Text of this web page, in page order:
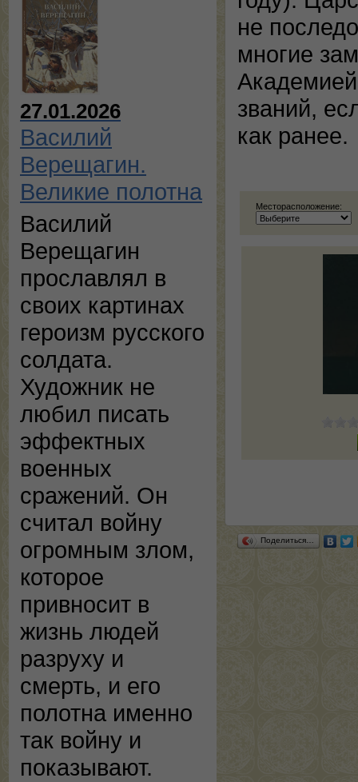
27.01.2026
Василий
Верещагин.
Великие полотна
Василий
Верещагин
прославлял в
своих картинах
героизм русского
солдата.
Художник не
любил писать
эффектных
военных
сражений. Он
считал войну
огромным злом,
которое
привносит в
жизнь людей
разруху и
смерть, и его
полотна именно
так войну и
показывают.
не
многие
званий,
как ранее.
Месторасположение:
Поделиться…